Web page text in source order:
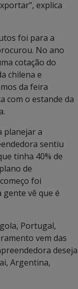
explica
foi para a
No ano
cotação do
chilena e
da feira
com o estande da
planejar a
sentiu
tinha 40% de
de
foi
gente vê que é
Portugal,
vem das
deseja
Argentina,